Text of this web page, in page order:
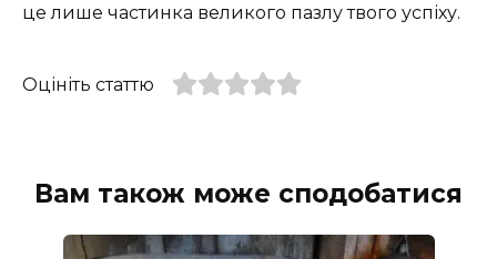
це лише частинка великого пазлу твого успіху.
Оцініть статтю
Вам також може сподобатися